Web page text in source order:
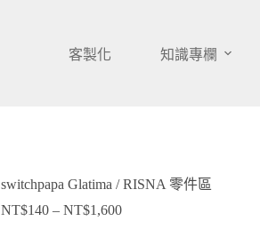
客製化 知識專欄
switchpapa Glatima / RISNA 零件區
NT$140 – NT$1,600價